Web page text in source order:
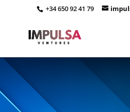
+34 650 92 41 79